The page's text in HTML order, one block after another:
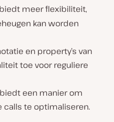
meer flexibiliteit,
kan worden
en property’s van
toe voor reguliere
een manier om
te optimaliseren.